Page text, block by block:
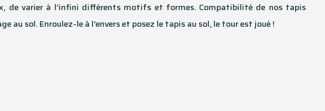
de varier à l’infini différents motifs et formes. Compatibilité de nos tapis
au sol. Enroulez-le à l’envers et posez le tapis au sol, le tour est joué !